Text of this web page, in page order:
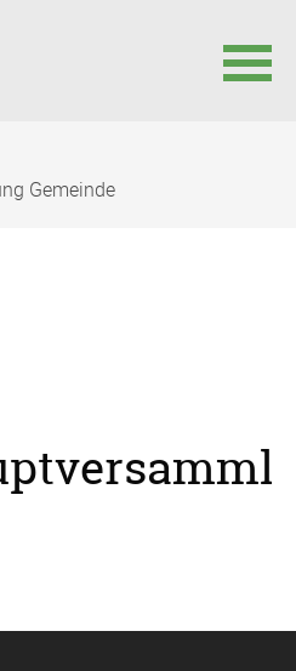
Gemeinde